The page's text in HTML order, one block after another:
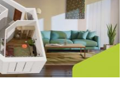
ou inscription
peu un e-mail contenant un
confirmation.
dans l'e-mail pour activer
compte
de mot de passe a été
adresse e-mail.
OK